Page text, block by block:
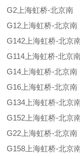
G2上海虹桥-北京
G12上海虹桥-北
G142上海虹桥-北
G114上海虹桥-北
G14上海虹桥-北
G16上海虹桥-北
G134上海虹桥-北
G152上海虹桥-北
G22上海虹桥-北
G158上海虹桥-北